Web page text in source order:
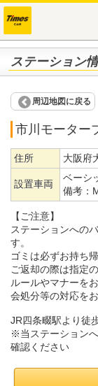
ステーション
周辺地図に戻る
市川モーター
住所 大阪府
設置車両
ベーシ
備考：
【ご注意】
ステーションへの
す。
ゴミは必ずお持ち
ご返却の際は指定
ルールやマナーを
会処分等の対応を
JR四条畷駅より徒
※当ステーション
確認ください